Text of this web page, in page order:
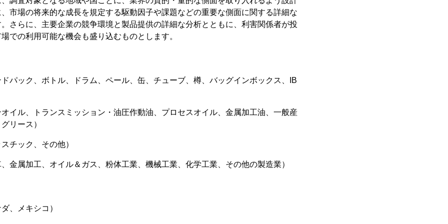
市場の将来的な成長を規定する駆動因子や課題などの重要な側面に関する詳細な
さらに、主要企業の競争環境と製品提供の詳細な分析とともに、利害関係者が投
での利用可能な機会も盛り込むものとします。
パック、ボトル、ドラム、ペール、缶、チューブ、樽、バッグインボックス、IB
イル、トランスミッション・油圧作動油、プロセスオイル、金属加工油、一般産
リース）
チック、その他）
金属加工、オイル＆ガス、粉体工業、機械工業、化学工業、その他の製造業）
、メキシコ）